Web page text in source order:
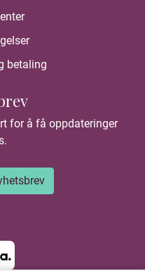
betaling
for å få oppdateringer